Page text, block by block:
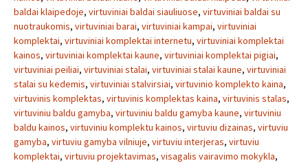
baldai klaipedoje, virtuviniai baldai siauliuose, virtuviniai baldai su
nuotraukomis, virtuviniai barai, virtuviniai kampai, virtuviniai
komplektai, virtuviniai komplektai internetu, virtuviniai komplektai
kainos, virtuviniai komplektai kaune, virtuviniai komplektai pigiai,
virtuviniai peiliai, virtuviniai stalai, virtuviniai stalai kaune, virtuviniai
stalai su kedemis, virtuviniai stalvirsiai, virtuvinio komplekto kaina,
virtuvinis komplektas, virtuvinis komplektas kaina, virtuvinis stalas,
virtuviniu baldu gamyba, virtuviniu baldu gamyba kaune, virtuviniu
baldu kainos, virtuviniu komplektu kainos, virtuviu dizainas, virtuviu
gamyba, virtuviu gamyba vilniuje, virtuviu interjeras, virtuviu
komplektai, virtuviu projektavimas, visagalis vairavimo mokykla,